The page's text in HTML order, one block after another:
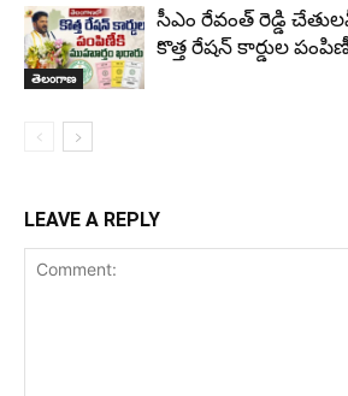
తెలంగాణ
సీఎం రేవంత్ రెడ్డి
కొత్త రేషన్ కార్డుల
LEAVE A REPLY